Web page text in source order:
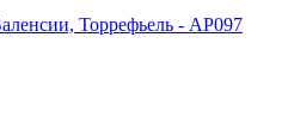
Торрефьель - АР097